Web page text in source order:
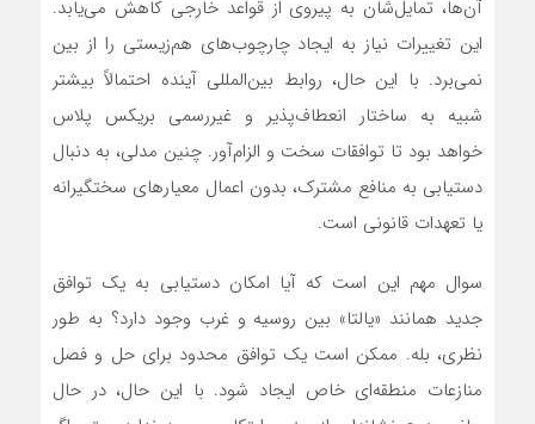
آن‌ها، تمایل‌شان به پیروی از قواعد خارجی کاهش می‌یابد.
این تغییرات نیاز به ایجاد چارچوب‌های هم‌زیستی را از بین
نمی‌برد. با این حال، روابط بین‌المللی آینده احتمالاً بیشتر
شبیه به ساختار انعطاف‌پذیر و غیررسمی بریکس پلاس
خواهد بود تا توافقات سخت و الزام‌آور. چنین مدلی، به دنبال
دستیابی به منافع مشترک، بدون اعمال معیارهای سختگیرانه
یا تعهدات قانونی است.
سوال مهم این است که آیا امکان دستیابی به یک توافق
جدید همانند «یالتا» بین روسیه و غرب وجود دارد؟ به طور
نظری، بله. ممکن است یک توافق محدود برای حل و فصل
منازعات منطقه‌ای خاص ایجاد شود. با این حال، در حال